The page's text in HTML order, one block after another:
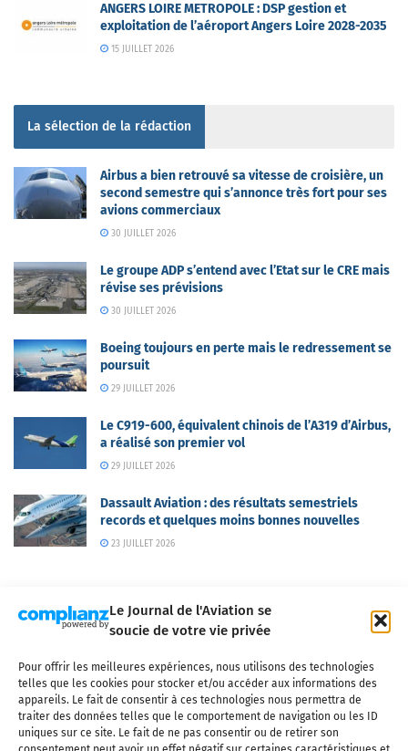
Le Journal de l'Aviation se
soucie de votre vie privée
Pour offrir les meilleures expériences, nous utilisons des technologies
telles que les cookies pour stocker et/ou accéder aux informations des
appareils. Le fait de consentir à ces technologies nous permettra de
traiter des données telles que le comportement de navigation ou les ID
uniques sur ce site. Le fait de ne pas consentir ou de retirer son
ANGERS LOIRE METROPOLE : DSP gestion et
exploitation de l’aéroport Angers Loire 2028-2035
15 JUILLET 2026
La sélection de la rédaction
Airbus a bien retrouvé sa vitesse de croisière, un
second semestre qui s’annonce très fort pour ses
avions commerciaux
30 JUILLET 2026
Le groupe ADP s’entend avec l’Etat sur le CRE mais
révise ses prévisions
30 JUILLET 2026
Boeing toujours en perte mais le redressement se
poursuit
29 JUILLET 2026
Le C919-600, équivalent chinois de l’A319 d’Airbus,
a réalisé son premier vol
29 JUILLET 2026
Dassault Aviation : des résultats semestriels
records et quelques moins bonnes nouvelles
23 JUILLET 2026
Qui sommes-nous ? Nous contacter
Partenaires
Mentions légales
CGV Politique de confidentialité Cookies